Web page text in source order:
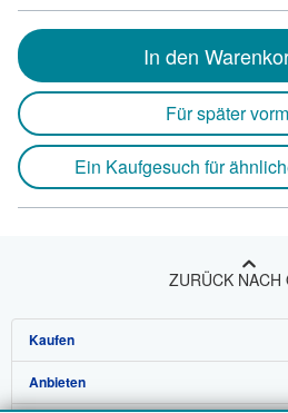
In den
Für später
Ein Kaufgesuch für
ZURÜCK NACH
Kaufen
Detailsuche
Anbieten